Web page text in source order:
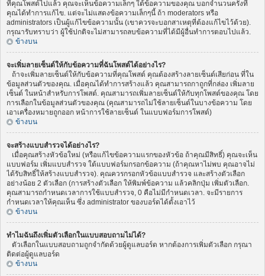
ที่คุณโพสต์ไปแล้ว คุณจะเห็นข้อความเล็กๆ ใต้ข้อความของคุณ บอกจำนวนครั้งที่
คุณได้ทำการแก้ไข. แต่จะไม่แสดงข้อความเล็กๆนี้ ถ้า moderators หรือ
administrators เป็นผู้แก้ไขข้อความนั้น (เขาควรจะบอกสาเหตุที่ต้องแก้ไขไว้ด้วย).
กรุณารับทราบว่า ผู้ใช้ปกติจะไม่สามารถลบข้อความที่ได้มีผู้อื่นทำการตอบไปแล้ว.
ข้างบน
จะเพิ่มลายเซ็นต์ให้กับข้อความที่ฉันโพสต์ได้อย่างไร?
ถ้าจะเพิ่มลายเซ็นต์ให้กับข้อความที่คุณโพสต์ คุณต้องสร้างลายเซ็นต์เสียก่อน ที่ใน
ข้อมูลส่วนตัวของคุณ. เมื่อคุณได้ทำการสร้างแล้ว คุณสามารถกาถูกที่กล่อง เพิ่มลาย
เซ็นต์ ในหน้าสำหรับการโพสต์. คุณสามารถเพิ่มลายเซ็นต์ให้กับทุกโพสต์ของคุณ โดย
การเลือกในข้อมูลส่วนตัวของคุณ (คุณสามารถไม่ใช้ลายเซ็นต์ในบางข้อความ โดย
เอาเครื่องหมายถูกออก หน้าการใช้ลายเซ็นต์ ในแบบฟอร์มการโพสต์)
ข้างบน
จะสร้างแบบสำรวจได้อย่างไร?
เมื่อคุณสร้างหัวข้อใหม่ (หรือแก้ไขข้อความแรกของหัวข้อ ถ้าคุณมีสิทธิ์) คุณจะเห็น
แบบฟอร์ม เพิ่มแบบสำรวจ ใต้แบบฟอร์มกรอกข้อความ (ถ้าคุณหาไม่พบ คุณอาจไม่
ได้รับสิทธิ์ให้สร้างแบบสำรวจ). คุณควรกรอกหัวข้อแบบสำรวจ และสร้างตัวเลือก
อย่างน้อย 2 ตัวเลือก (การสร้างตัวเลือก ให้พิมพ์ข้อความ แล้วคลิกปุ่ม เพิ่มตัวเลือก.
คุณสามารถกำหนดเวลาการใช้แบบสำรวจ, 0 คือไม่มีกำหนดเวลา. จะมีรายการ
กำหนดเวลาให้คุณเห็น ซึ่ง administrator ของบอร์ดได้ตั้งเอาไว้
ข้างบน
ทำไมฉันถึงเพิ่มตัวเลือกในแบบสอบถามไม่ได้?
ตัวเลือกในแบบสอบถามถูกจำกัดด้วยผู้ดูแลบอร์ด หากต้องการเพิ่มตัวเลือก กรุณา
ติดต่อผู้ดูแลบอร์ด
ข้างบน